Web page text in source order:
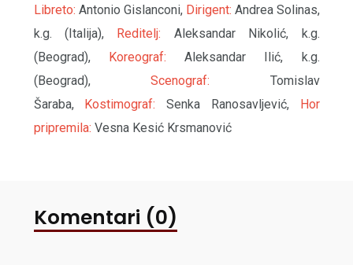
Libreto: Antonio Gislanconi, Dirigent: Andrea Solinas,
k.g. (Italija),
Reditelj: Aleksandar Nikolić, k.g.
(Beograd),
Koreograf: Aleksandar Ilić, k.g.
(Beograd), Scenograf: Tomislav
Šaraba,
Kostimograf: Senka Ranosavljević,
Hor
pripremila: Vesna Kesić Krsmanović
Komentari (0)